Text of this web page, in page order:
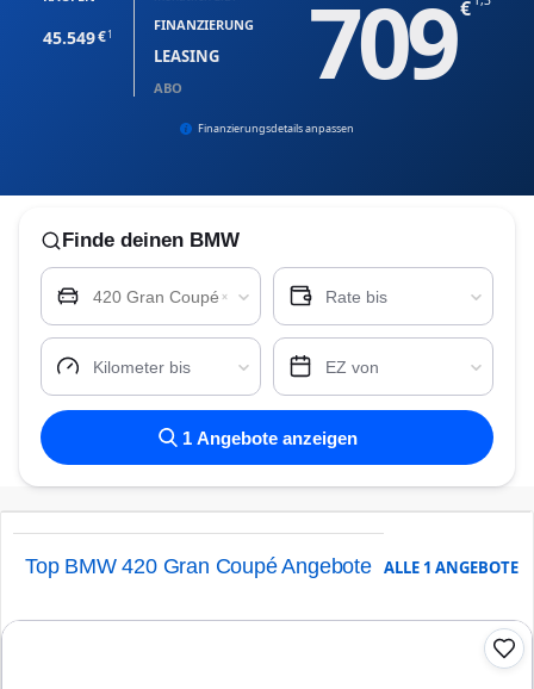
FINANZIERUNG
LEASING
ABO 709
45.549 1
Finanzierungsdetails anpassen
Finde deinen BMW
420 Gran Coupé Rate bis
Kilometer bis EZ von
1 Angebote anzeigen
Top BMW 420 Gran Coupé Angebote ALLE 1 ANGEBOTE